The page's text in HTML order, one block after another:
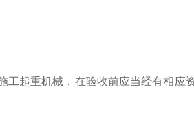
起重机械，在验收前应当经有相应